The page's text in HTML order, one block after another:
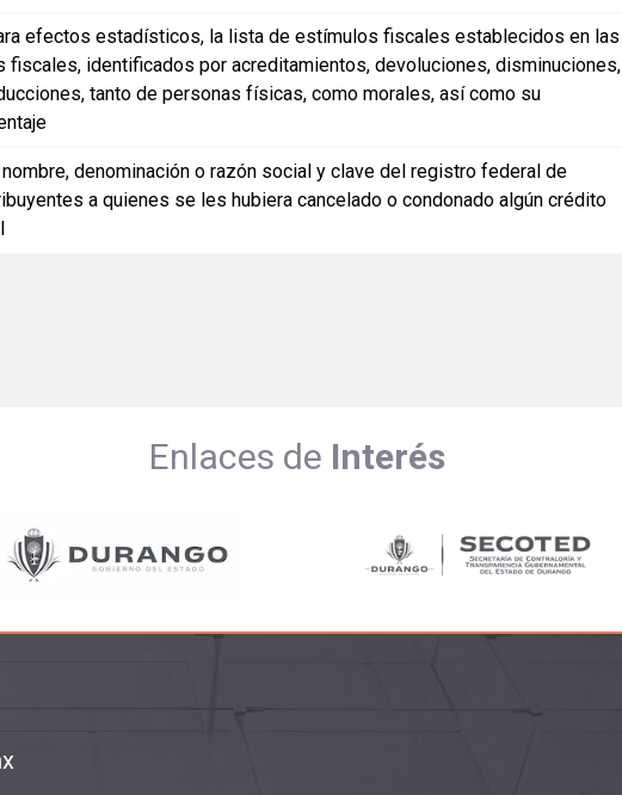
efectos estadísticos, la lista de estímulos fiscales establecidos en las
fiscales, identificados por acreditamientos, devoluciones, disminuciones,
tanto de personas físicas, como morales, así como su
nombre, denominación o razón social y clave del registro federal de
a quienes se les hubiera cancelado o condonado algún crédito
Enlaces de Interés